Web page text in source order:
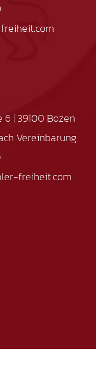
| 39100 Bozen
Vereinbarung
freiheit.com